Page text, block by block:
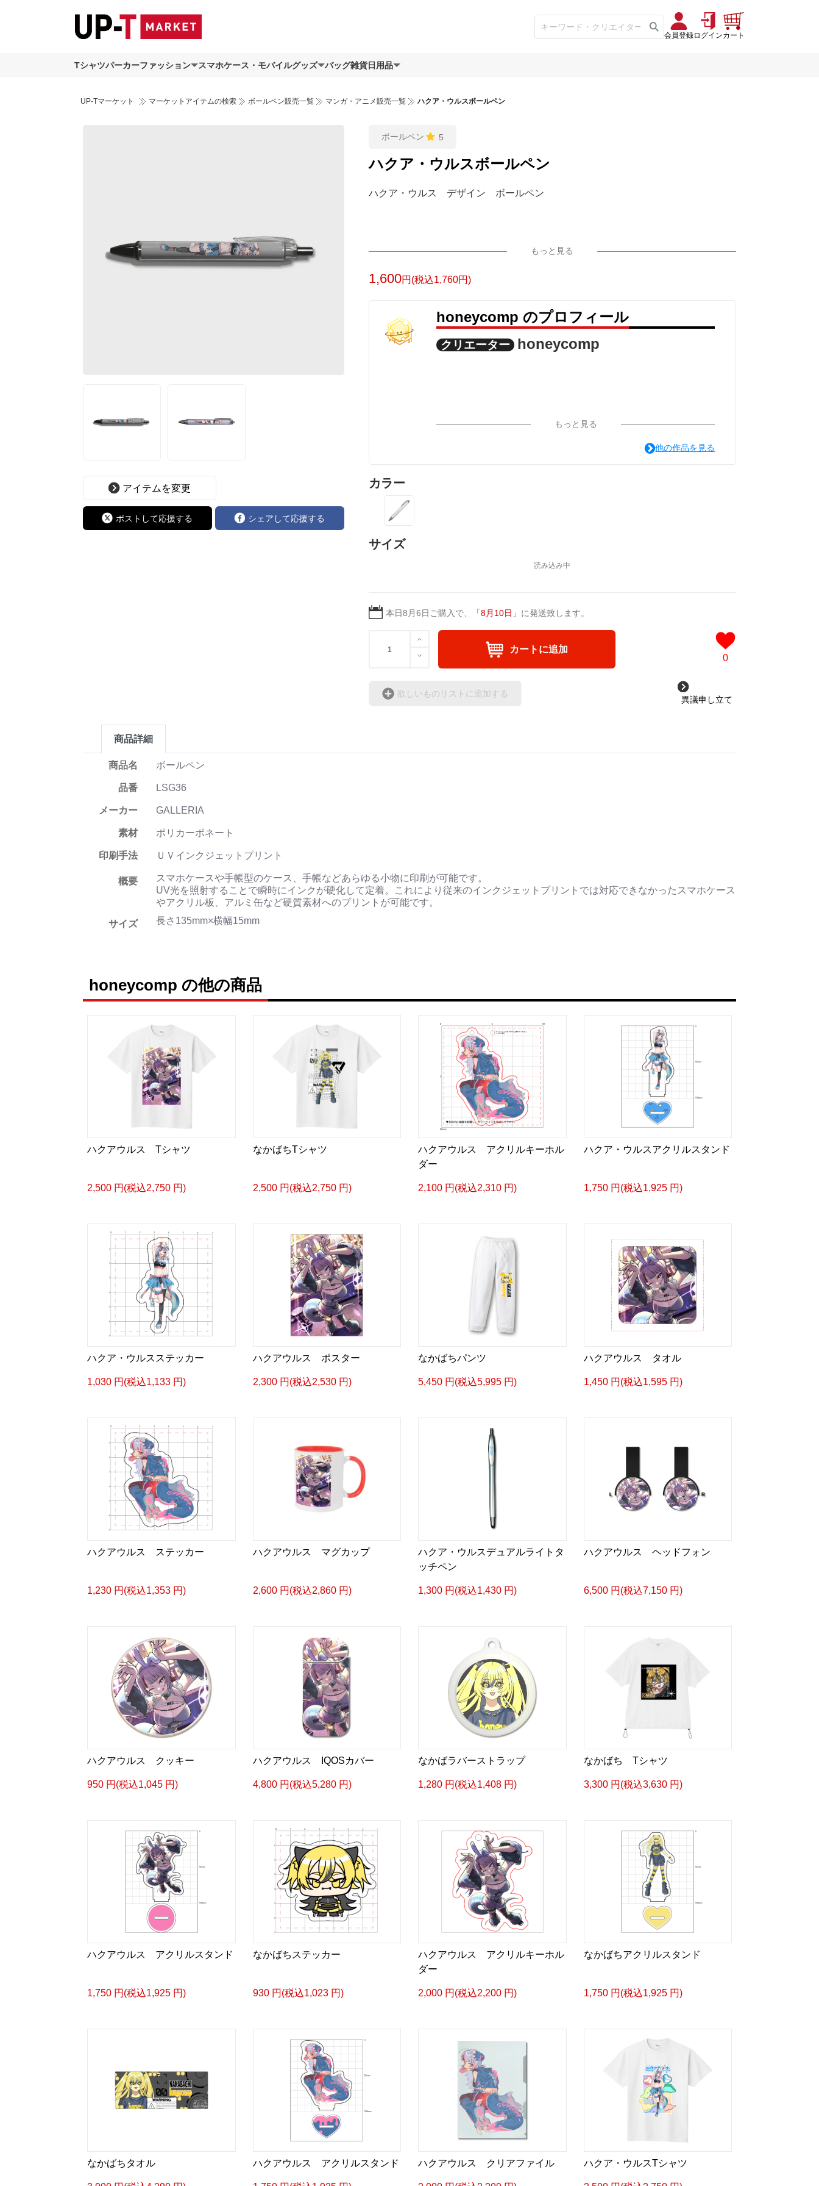
会員登録ログインカート
Tシャツパーカーファッション スマホケース・モバイルグッズ バッグ雑貨日用品
UP-Tマーケット マーケットアイテムの検索 ボールペン販売一覧 マンガ・アニメ販売一覧 ハクア・ウルスボールペン
アイテムを変更
ポストして応援する シェアして応援する
ボールペン 5
ハクア・ウルスボールペン
ハクア・ウルス デザイン ボールペン
もっと見る
1,600円(税込1,760円)
honeycomp のプロフィール
クリエーター honeycomp
もっと見る
他の作品を見る
カラー
サイズ
本日8月6日 ご購入で、 「8月10日 」 に発送致します。
カートに追加
0
欲しいものリストに追加する
異議申し立て
商品詳細
商品名 ボールペン
品番 LSG36
メーカー GALLERIA
素材 ポリカーボネート
印刷手法 ＵＶインクジェットプリント
概要
スマホケースや手帳型のケース、手帳などあらゆる小物に印刷が可能です。
UV光を照射することで瞬時にインクが硬化して定着。これにより従来のインクジェットプリントでは対応できなかったスマホケース
やアクリル板、アルミ缶など硬質素材へのプリントが可能です。
サイズ 長さ135mm×横幅15mm
honeycomp の他の商品
ハクアウルス Tシャツ
2,500 円(税込2,750 円)
なかばちTシャツ
2,500 円(税込2,750 円)
ハクアウルス アクリルキーホル
ダー
2,100 円(税込2,310 円)
ハクア・ウルスアクリルスタンド
1,750 円(税込1,925 円)
ハクア・ウルスステッカー
1,030 円(税込1,133 円)
ハクアウルス ポスター
2,300 円(税込2,530 円)
なかばちパンツ
5,450 円(税込5,995 円)
ハクアウルス タオル
1,450 円(税込1,595 円)
ハクアウルス ステッカー
1,230 円(税込1,353 円)
ハクアウルス マグカップ
2,600 円(税込2,860 円)
ハクア・ウルスデュアルライトタ
ッチペン
1,300 円(税込1,430 円)
ハクアウルス ヘッドフォン
6,500 円(税込7,150 円)
ハクアウルス クッキー
950 円(税込1,045 円)
ハクアウルス IQOSカバー
4,800 円(税込5,280 円)
なかばラバーストラップ
1,280 円(税込1,408 円)
なかばち Tシャツ
3,300 円(税込3,630 円)
ハクアウルス アクリルスタンド
1,750 円(税込1,925 円)
なかばちステッカー
930 円(税込1,023 円)
ハクアウルス アクリルキーホル
ダー
2,000 円(税込2,200 円)
なかばちアクリルスタンド
1,750 円(税込1,925 円)
なかばちタオル ハクアウルス アクリルスタンド ハクアウルス クリアファイル ハクア・ウルスTシャツ